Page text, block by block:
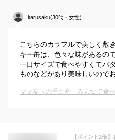
harusaku(30代・女性)
こちらのカラフルで美しく敷
キー缶は、色々な味があるの
一口サイズで食べやすくてバ
ものなどがあり美味しいので